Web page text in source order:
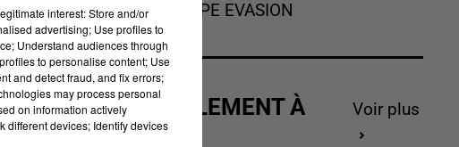
le
L'HOROSCOPE EVASION
ACTUELLEMENT À
GAGNER
Voir plus
interest: Store and/or
advertising; Use profiles to
Understand audiences through
to personalise content; Use
and detect fraud, and fix errors;
may process personal
on information actively
different devices; Identify devices